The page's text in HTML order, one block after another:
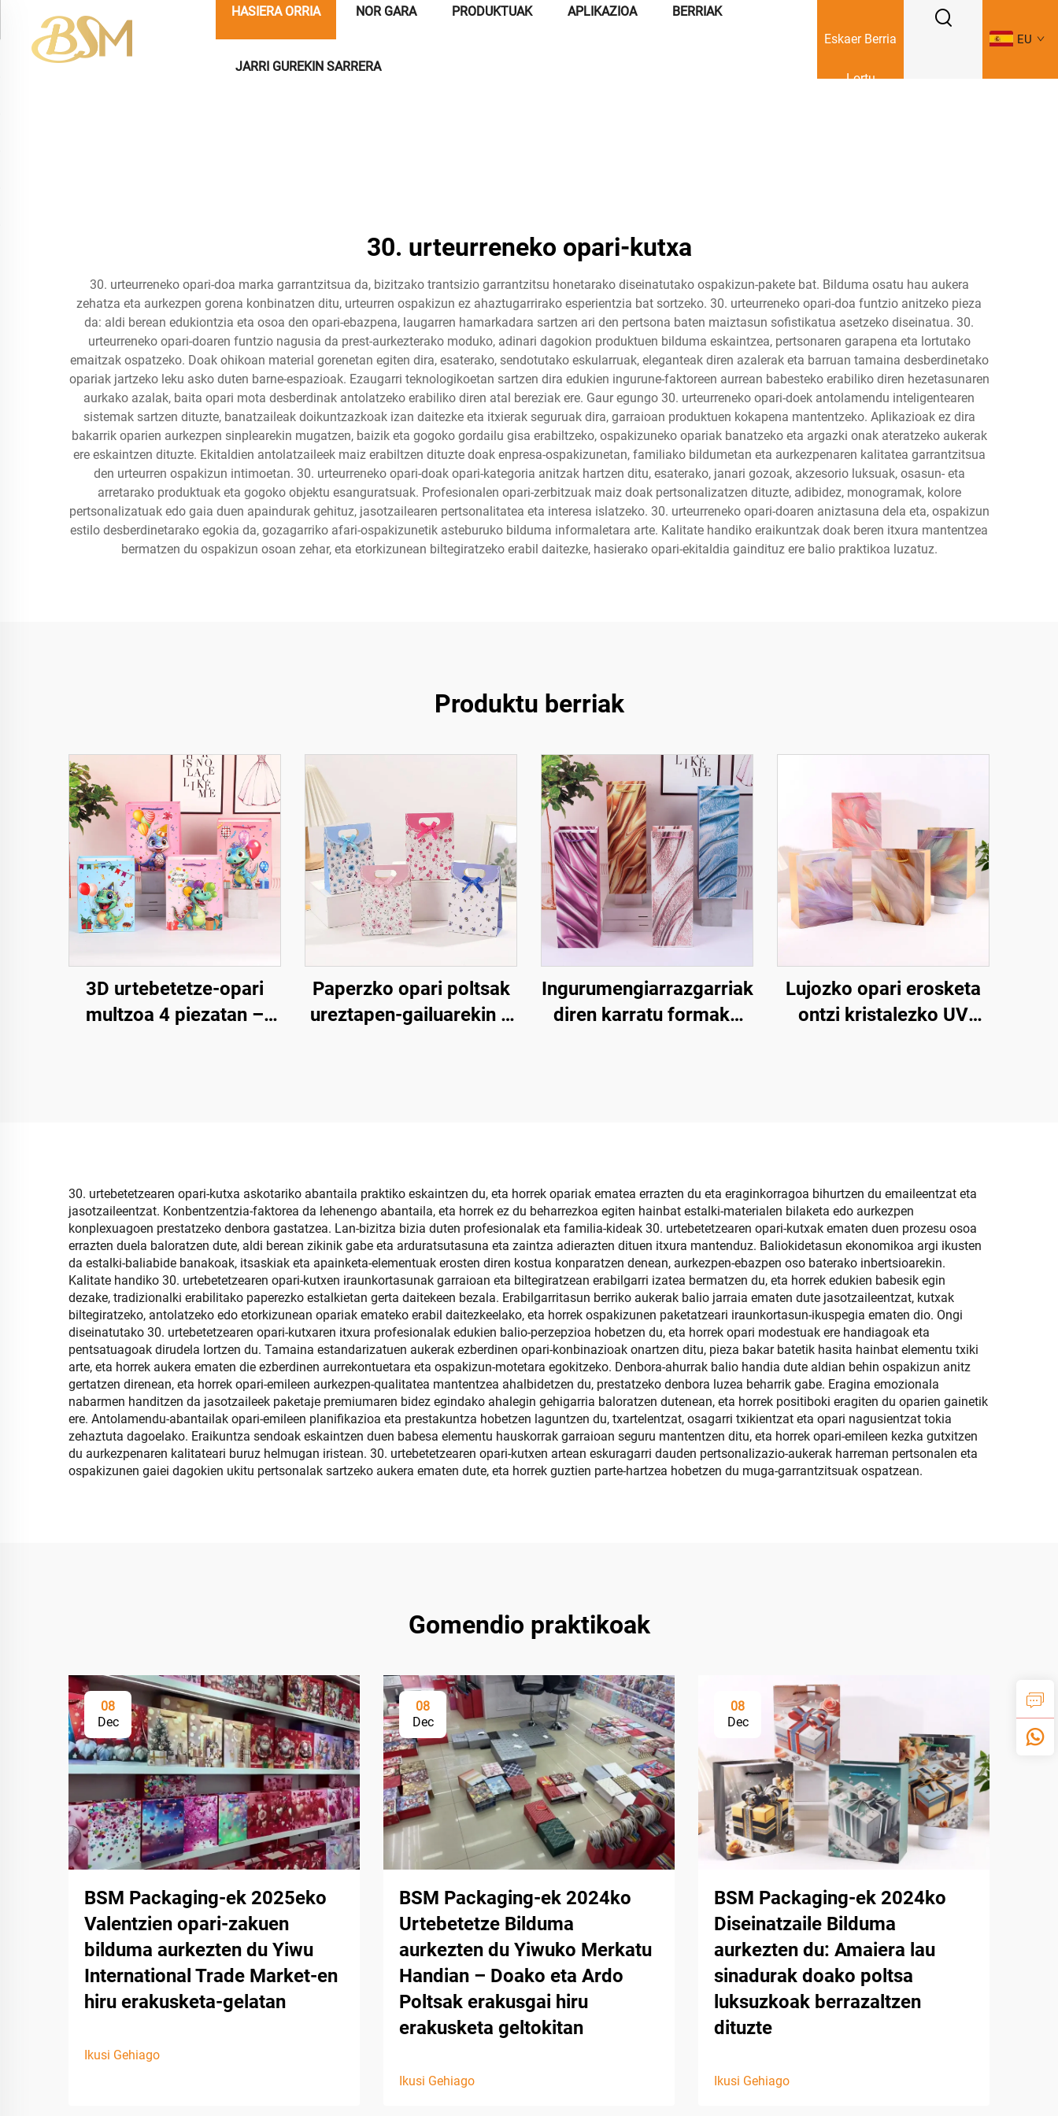
HASIERA ORRIA NOR GARA PRODUKTUAK APLIKAZIOA BERRIAK
JARRI GUREKIN SARRERA
Eskaer Berria
Lortu
EU
30. urteurreneko opari-kutxa
30. urteurreneko opari-doa marka garrantzitsua da, bizitzako trantsizio garrantzitsu honetarako diseinatutako ospakizun-pakete bat. Bilduma osatu hau aukera
zehatza eta aurkezpen gorena konbinatzen ditu, urteurren ospakizun ez ahaztugarrirako esperientzia bat sortzeko. 30. urteurreneko opari-doa funtzio anitzeko pieza
da: aldi berean edukiontzia eta osoa den opari-ebazpena, laugarren hamarkadara sartzen ari den pertsona baten maiztasun sofistikatua asetzeko diseinatua. 30.
urteurreneko opari-doaren funtzio nagusia da prest-aurkezterako moduko, adinari dagokion produktuen bilduma eskaintzea, pertsonaren garapena eta lortutako
emaitzak ospatzeko. Doak ohikoan material gorenetan egiten dira, esaterako, sendotutako eskularruak, eleganteak diren azalerak eta barruan tamaina desberdinetako
opariak jartzeko leku asko duten barne-espazioak. Ezaugarri teknologikoetan sartzen dira edukien ingurune-faktoreen aurrean babesteko erabiliko diren hezetasunaren
aurkako azalak, baita opari mota desberdinak antolatzeko erabiliko diren atal bereziak ere. Gaur egungo 30. urteurreneko opari-doek antolamendu inteligentearen
sistemak sartzen dituzte, banatzaileak doikuntzazkoak izan daitezke eta itxierak seguruak dira, garraioan produktuen kokapena mantentzeko. Aplikazioak ez dira
bakarrik oparien aurkezpen sinplearekin mugatzen, baizik eta gogoko gordailu gisa erabiltzeko, ospakizuneko opariak banatzeko eta argazki onak ateratzeko aukerak
ere eskaintzen dituzte. Ekitaldien antolatzaileek maiz erabiltzen dituzte doak enpresa-ospakizunetan, familiako bildumetan eta aurkezpenaren kalitatea garrantzitsua
den urteurren ospakizun intimoetan. 30. urteurreneko opari-doak opari-kategoria anitzak hartzen ditu, esaterako, janari gozoak, akzesorio luksuak, osasun- eta
arretarako produktuak eta gogoko objektu esanguratsuak. Profesionalen opari-zerbitzuak maiz doak pertsonalizatzen dituzte, adibidez, monogramak, kolore
pertsonalizatuak edo gaia duen apaindurak gehituz, jasotzailearen pertsonalitatea eta interesa islatzeko. 30. urteurreneko opari-doaren aniztasuna dela eta, ospakizun
estilo desberdinetarako egokia da, gozagarriko afari-ospakizunetik asteburuko bilduma informaletara arte. Kalitate handiko eraikuntzak doak beren itxura mantentzea
bermatzen du ospakizun osoan zehar, eta etorkizunean biltegiratzeko erabil daitezke, hasierako opari-ekitaldia gaindituz ere balio praktikoa luzatuz.
Produktu berriak
3D urtebetetze-opari
multzoa 4 piezatan –
Paperzko opari poltsak
ureztapen-gailuarekin –
Ingurumengiarrazgarriak
diren karratu formako
Lujozko opari erosketa
ontzi kristalezko UV
30. urtebetetzearen opari-kutxa askotariko abantaila praktiko eskaintzen du, eta horrek opariak ematea errazten du eta eraginkorragoa bihurtzen du emaileentzat eta
jasotzaileentzat. Konbentzentzia-faktorea da lehenengo abantaila, eta horrek ez du beharrezkoa egiten hainbat estalki-materialen bilaketa edo aurkezpen
konplexuagoen prestatzeko denbora gastatzea. Lan-bizitza bizia duten profesionalak eta familia-kideak 30. urtebetetzearen opari-kutxak ematen duen prozesu osoa
errazten duela baloratzen dute, aldi berean zikinik gabe eta arduratsutasuna eta zaintza adierazten dituen itxura mantenduz. Baliokidetasun ekonomikoa argi ikusten
da estalki-baliabide banakoak, itsaskiak eta apainketa-elementuak erosten diren kostua konparatzen denean, aurkezpen-ebazpen oso baterako inbertsioarekin.
Kalitate handiko 30. urtebetetzearen opari-kutxen iraunkortasunak garraioan eta biltegiratzean erabilgarri izatea bermatzen du, eta horrek edukien babesik egin
dezake, tradizionalki erabilitako paperezko estalkietan gerta daitekeen bezala. Erabilgarritasun berriko aukerak balio jarraia ematen dute jasotzaileentzat, kutxak
biltegiratzeko, antolatzeko edo etorkizunean opariak emateko erabil daitezkeelako, eta horrek ospakizunen paketatzeari iraunkortasun-ikuspegia ematen dio. Ongi
diseinatutako 30. urtebetetzearen opari-kutxaren itxura profesionalak edukien balio-perzepzioa hobetzen du, eta horrek opari modestuak ere handiagoak eta
pentsatuagoak dirudela lortzen du. Tamaina estandarizatuen aukerak ezberdinen opari-konbinazioak onartzen ditu, pieza bakar batetik hasita hainbat elementu txiki
arte, eta horrek aukera ematen die ezberdinen aurrekontuetara eta ospakizun-motetara egokitzeko. Denbora-ahurrak balio handia dute aldian behin ospakizun anitz
gertatzen direnean, eta horrek opari-emileen aurkezpen-qualitatea mantentzea ahalbidetzen du, prestatzeko denbora luzea beharrik gabe. Eragina emozionala
nabarmen handitzen da jasotzaileek paketaje premiumaren bidez egindako ahalegin gehigarria baloratzen dutenean, eta horrek positiboki eragiten du oparien gainetik
ere. Antolamendu-abantailak opari-emileen planifikazioa eta prestakuntza hobetzen laguntzen du, txartelentzat, osagarri txikientzat eta opari nagusientzat tokia
zehaztuta dagoelako. Eraikuntza sendoak eskaintzen duen babesa elementu hauskorrak garraioan seguru mantentzen ditu, eta horrek opari-emileen kezka gutxitzen
du aurkezpenaren kalitateari buruz helmugan iristean. 30. urtebetetzearen opari-kutxen artean eskuragarri dauden pertsonalizazio-aukerak harreman pertsonalen eta
ospakizunen gaiei dagokien ukitu pertsonalak sartzeko aukera ematen dute, eta horrek guztien parte-hartzea hobetzen du muga-garrantzitsuak ospatzean.
Gomendio praktikoak
08
Dec
BSM Packaging-ek 2025eko
Valentzien opari-zakuen
bilduma aurkezten du Yiwu
International Trade Market-en
hiru erakusketa-gelatan
Ikusi Gehiago
08
Dec
BSM Packaging-ek 2024ko
Urtebetetze Bilduma
aurkezten du Yiwuko Merkatu
Handian – Doako eta Ardo
Poltsak erakusgai hiru
erakusketa geltokitan
Ikusi Gehiago
08
Dec
BSM Packaging-ek 2024ko
Diseinatzaile Bilduma
aurkezten du: Amaiera lau
sinadurak doako poltsa
luksuzkoak berrazaltzen
dituzte
Ikusi Gehiago